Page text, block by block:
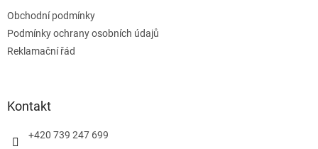
Obchodní podmínky
Podmínky ochrany osobních údajů
Reklamační řád
Kontakt
+420 739 247 699